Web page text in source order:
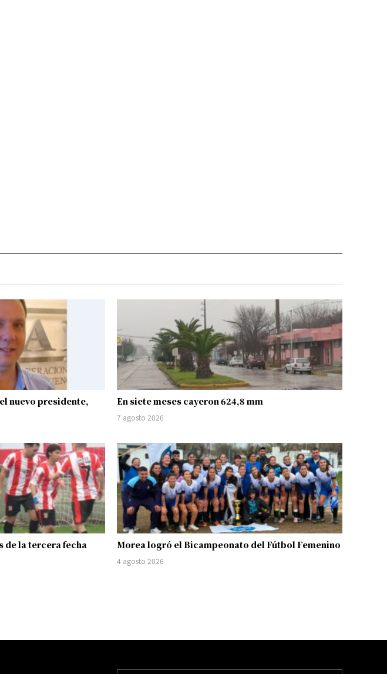
nuevo presidente,
En siete meses cayeron 624,8 mm
7 agosto 2026
de la tercera fecha Morea logró el Bicampeonato del Fútbol Femenino
4 agosto 2026